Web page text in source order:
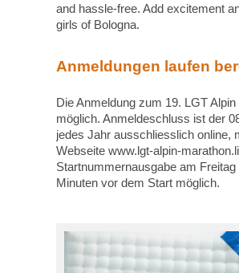
and hassle-free. Add excitement
girls of Bologna.
Anmeldungen laufen
Die Anmeldung zum 19. LGT
möglich. Anmeldeschluss ist der
jedes Jahr ausschliesslich online,
Webseite www.lgt-alpin-
Startnummernausgabe am
Minuten vor dem Start möglich.